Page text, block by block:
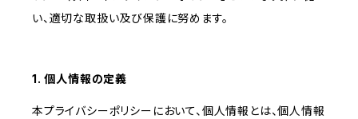
い、適切な取扱い及び保護に努めます。
1. 個人情報の定義
本プライバシーポリシーにおいて、個人情報とは、個人情報